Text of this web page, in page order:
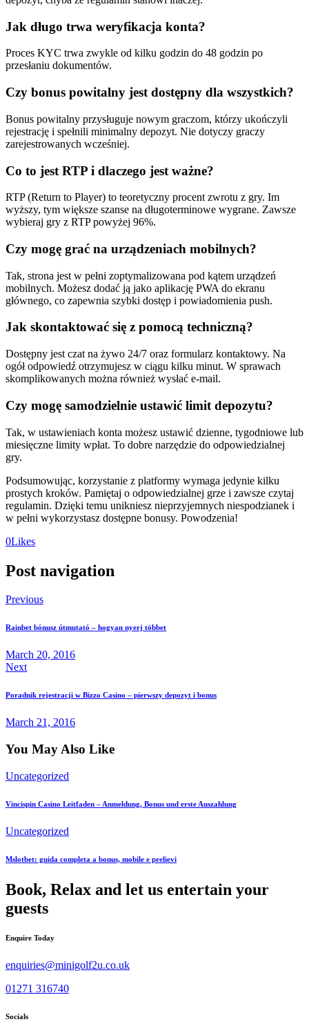
Jak długo trwa weryfikacja konta?
Proces KYC trwa zwykle od kilku godzin do 48 godzin po
przesłaniu dokumentów.
Czy bonus powitalny jest dostępny dla wszystkich?
Bonus powitalny przysługuje nowym graczom, którzy ukończyli
rejestrację i spełnili minimalny depozyt. Nie dotyczy graczy
zarejestrowanych wcześniej.
Co to jest RTP i dlaczego jest ważne?
RTP (Return to Player) to teoretyczny procent zwrotu z gry. Im
wyższy, tym większe szanse na długoterminowe wygrane. Zawsze
wybieraj gry z RTP powyżej 96%.
Czy mogę grać na urządzeniach mobilnych?
Tak, strona jest w pełni zoptymalizowana pod kątem urządzeń
mobilnych. Możesz dodać ją jako aplikację PWA do ekranu
głównego, co zapewnia szybki dostęp i powiadomienia push.
Jak skontaktować się z pomocą techniczną?
Dostępny jest czat na żywo 24/7 oraz formularz kontaktowy. Na
ogół odpowiedź otrzymujesz w ciągu kilku minut. W sprawach
skomplikowanych można również wysłać e-mail.
Czy mogę samodzielnie ustawić limit depozytu?
Tak, w ustawieniach konta możesz ustawić dzienne, tygodniowe lub
miesięczne limity wpłat. To dobre narzędzie do odpowiedzialnej
gry.
Podsumowując, korzystanie z platformy wymaga jedynie kilku
prostych kroków. Pamiętaj o odpowiedzialnej grze i zawsze czytaj
regulamin. Dzięki temu unikniesz nieprzyjemnych niespodzianek i
w pełni wykorzystasz dostępne bonusy. Powodzenia!
0Likes
Post navigation
Previous
Rainbet bónusz útmutató – hogyan nyerj többet
March 20, 2016
Next
Poradnik rejestracji w Bizzo Casino – pierwszy depozyt i bonus
March 21, 2016
You May Also Like
Uncategorized
Vincispin Casino Leitfaden – Anmeldung, Bonus und erste Auszahlung
Uncategorized
Mslotbet: guida completa a bonus, mobile e prelievi
Book, Relax and let us entertain your
guests
Enquire Today
enquiries@minigolf2u.co.uk
01271 316740
Socials